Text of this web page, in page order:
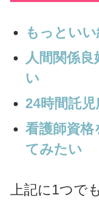
もっとい
人間関係
い
24時間託
看護師資
てみたい
上記に1つで